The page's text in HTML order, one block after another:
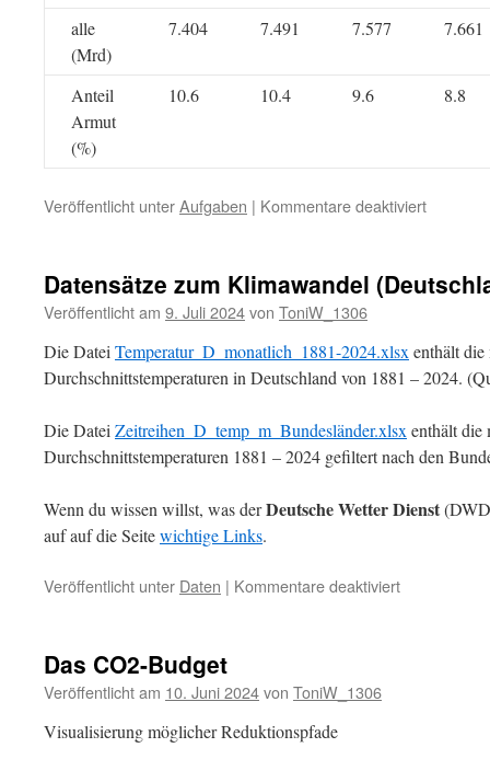
alle
(Mrd)
7.404 7.491 7.577 7.661
Anteil
Armut
(%)
10.6 10.4 9.6 8.8
Veröffentlicht unterAufgaben | Kommentare deaktiviertfür
Datensätze zum Klimawandel
Veröffentlicht am 9. Juli 2024von ToniW_1306
Die Datei Temperatur_D_monatlich_1881-2024.xlsx enthält
Durchschnittstemperaturen in Deutschland von 1881 – 2024.
Die Datei Zeitreihen_D_temp_m_Bundesländer.xlsx enthält die
Durchschnittstemperaturen 1881 – 2024 gefiltert nach den
Wenn du wissen willst, was derDeutsche Wetter Dienst
auf auf die Seitewichtige Links.
Veröffentlicht unter Daten | Kommentare deaktiviertfür
Das CO2-Budget
Veröffentlicht am 10. Juni 2024von ToniW_1306
Visualisierung möglicher Reduktionspfade